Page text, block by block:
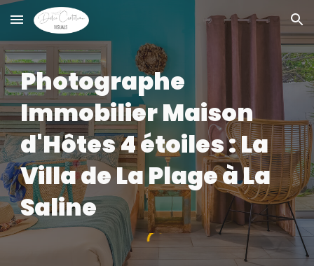
Skip to main content Skip to navigation
Photographe
ImmobilierMaison
d'Hôtes4 étoiles : La
Villade La PlageàLa
Saline